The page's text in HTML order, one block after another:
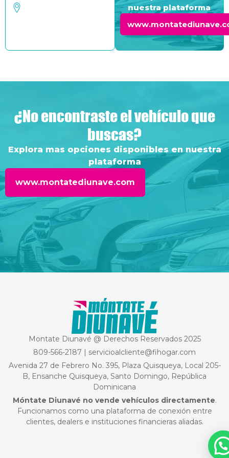
nuestra plataforma
¿No encontraste el vehículo que
buscas?
Explora mas opciones disponibles en nuestra
plataforma
www.montatediunave.com
Montate Diunavé @ Derechos Reservados 2025
809-566-2187 | servicioalcliente@fihogar.com
Avenida 27 de Febrero No. 395, Plaza Quisqueya, Local 205-
B, Ensanche Quisqueya, Santo Domingo, República
Dominicana
Móntate Diunavé no vende vehículos directamente.
Funcionamos como una plataforma de conexión entre
clientes, dealers e instituciones financieras aliadas.